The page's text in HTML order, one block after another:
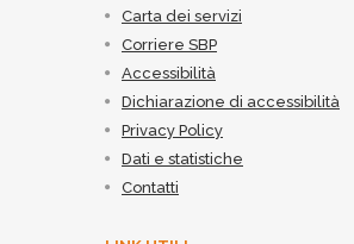
Carta dei servizi
Corriere SBP
Accessibilità
Dichiarazione di accessibilità
Privacy Policy
Dati e statistiche
Contatti